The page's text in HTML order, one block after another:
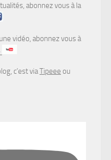
abonnez vous à la
vidéo, abonnez vous à
c’est viaTipeee ou